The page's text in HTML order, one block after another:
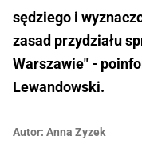
sędziego i
zasad przydziału
Warszawie" -
Lewandowski.
Autor: Anna Zyzek